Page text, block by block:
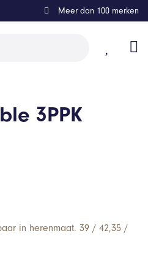
Meer dan 100 merken
3PPK
in herenmaat. 39 / 42,35 /